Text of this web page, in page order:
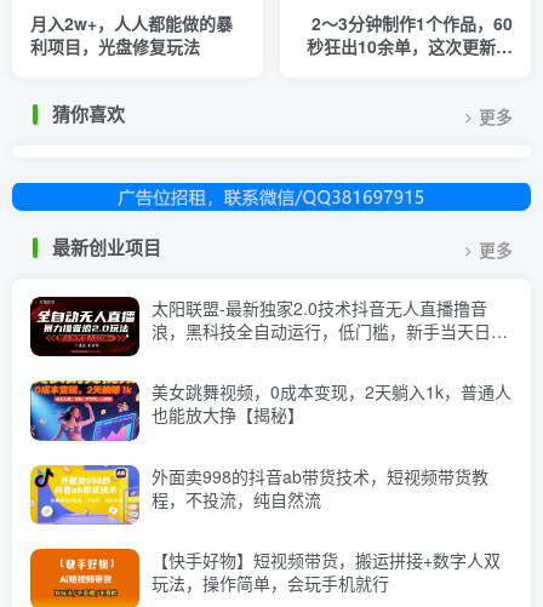
月入2w+，人人都能做的暴
利项目，光盘修复玩法
2～3分钟制作1个作品，60
秒狂出10余单，这次更新的
猜你喜欢 更多
最新创业项目 更多
太阳联盟-最新独家2.0技术抖音无人直播撸音
浪，黑科技全自动运行，低门槛，新手当天日入
美女跳舞视频，0成本变现，2天躺入1k，普通人
也能放大挣【揭秘】
外面卖998的抖音ab带货技术，短视频带货教
程，不投流，纯自然流
【快手好物】短视频带货，搬运拼接+数字人双
玩法，操作简单，会玩手机就行